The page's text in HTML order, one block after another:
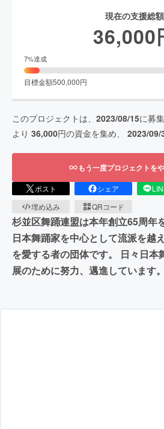
現在の支援総額
36,000
7%達成
目標金額500,000円
このプロジェクトは、 2023/08/15に募
より 36,000円の資金を集め、 2023/09/
もう一度プロジェクトを
ポスト シェア
埋め込み
QRコード
杉並区舞踊連盟は本年創立65周年
日本舞踊家を中心として流派を越
を愛する者の団体です。 日々日本
展のために努力、邁進しています。